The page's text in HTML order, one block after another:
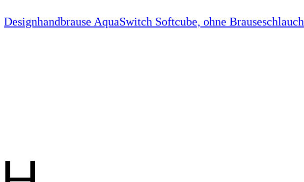
Designhandbrause AquaSwitch Softcube, ohne Brauseschlauch